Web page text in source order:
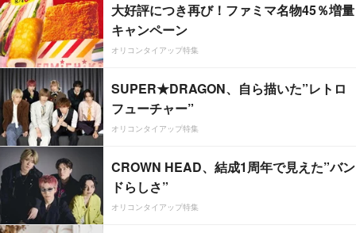
大好評につき再び！ファミマ名物45％増量
キャンペーン
オリコンタイアップ特集
SUPER★DRAGON、自ら描いた”レトロ
フューチャー”
オリコンタイアップ特集
CROWN HEAD、結成1周年で見えた”バン
ドらしさ”
オリコンタイアップ特集